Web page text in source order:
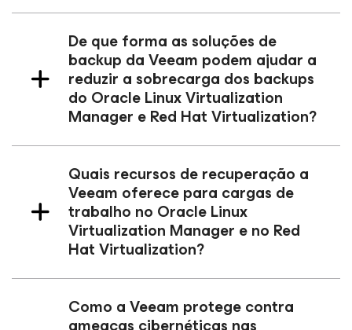
De que forma as soluções de
backup da Veeam podem ajudar a
reduzir a sobrecarga dos backups
do Oracle Linux Virtualization
Manager e Red Hat Virtualization?
Quais recursos de recuperação a
Veeam oferece para cargas de
trabalho no Oracle Linux
Virtualization Manager e no Red
Hat Virtualization?
Como a Veeam protege contra